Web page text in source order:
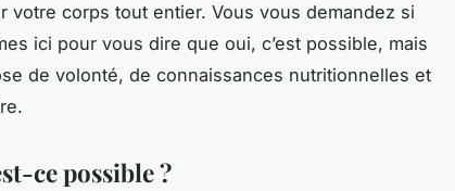
votre corps tout entier. Vous vous demandez si
ici pour vous dire que oui, c’est possible, mais
de volonté, de connaissances nutritionnelles et
ce possible ?